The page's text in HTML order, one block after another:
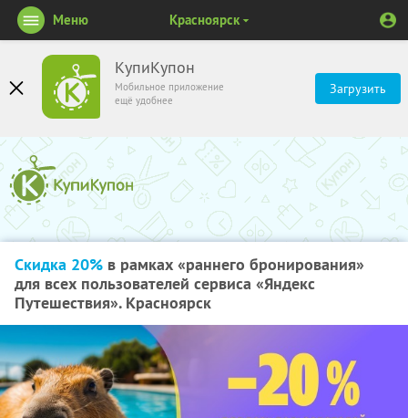
КупиКупон
Мобильное приложение
ещё удобнее
Загрузить
Меню Красноярск
Скидка 20% в рамках «раннего бронирования»
для всех пользователей сервиса «Яндекс
Путешествия». Красноярск